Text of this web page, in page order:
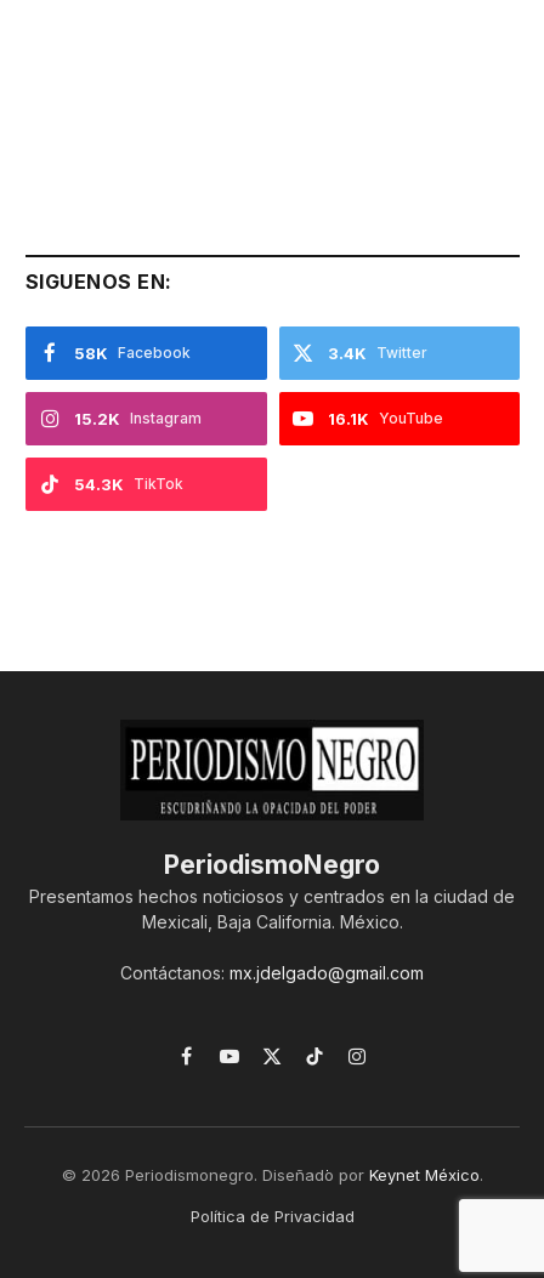
SIGUENOS EN:
Facebook
58K Twitter
3.4K
Instagram
15.2K YouTube
16.1K
TikTok
54.3K
PeriodismoNegro
Presentamos hechos noticiosos y centrados en la ciudad de
Mexicali, Baja California. México.
Contáctanos: mx.jdelgado@gmail.com
Facebook
YouTube
X
TikTokInstagram
© 2026 Periodismonegro. Diseñado por Keynet México.
Política de Privacidad